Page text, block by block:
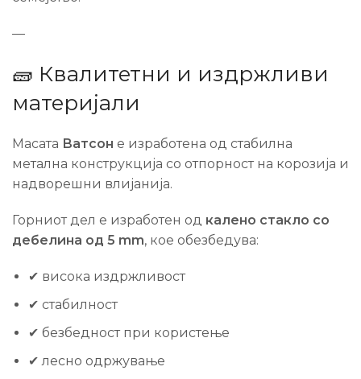
—
🧱 Квалитетни и издржливи
материјали
Масата Ватсон е изработена од стабилна
метална конструкција со отпорност на корозија и
надворешни влијанија.
Горниот дел е изработен од калено стакло со
дебелина од 5 mm, кое обезбедува:
✔ висока издржливост
✔ стабилност
✔ безбедност при користење
✔ лесно одржување